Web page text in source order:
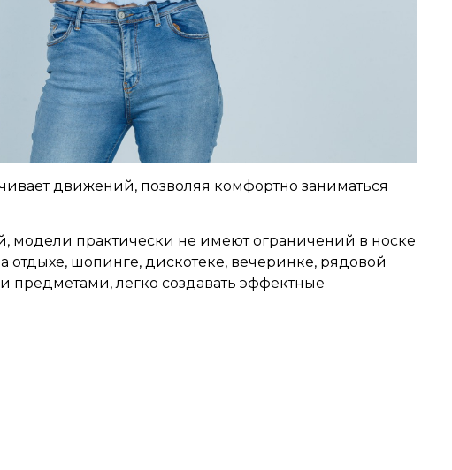
движений, позволяя комфортно заниматься
модели практически не имеют ограничений в носке
отдыхе, шопинге, дискотеке, вечеринке, рядовой
легко создавать эффектные